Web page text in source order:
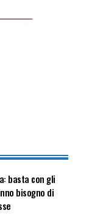
basta con gli
bisogno di